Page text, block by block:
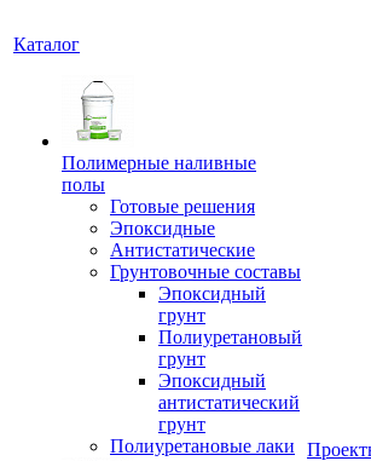
Каталог
Полимерные наливные
полы
Готовые решения
Эпоксидные
Антистатические
Грунтовочные составы
Эпоксидный
грунт
Полиуретановый
грунт
Эпоксидный
антистатический
грунт
Полиуретановые лаки